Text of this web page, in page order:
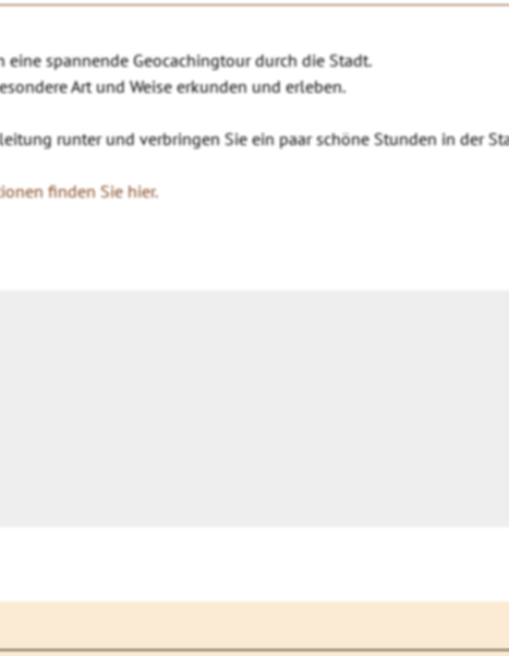
spannende Geocachingtour durch die Stadt.
Art und Weise erkunden und erleben.
runter und verbringen Sie ein paar schöne Stunden in der
finden Sie hier.